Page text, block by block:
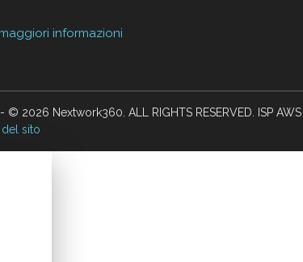
informazioni
2026 Nextwork360. ALL RIGHTS RESERVED. ISP AWS
del sito